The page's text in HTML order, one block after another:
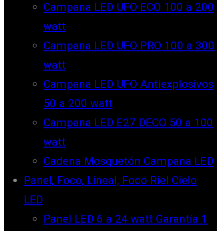
Campana LED UFO ECO 100 a 200
watt
Campana LED UFO PRO 100 a 300
watt
Campana LED UFO Antiexplosivos
50 a 200 watt
Campana LED E27 DECO 50 a 100
watt
Cadena Mosquetón Campana LED
Panel, Foco, Lineal, Foco Riel Cielo
LED
Panel LED 6 a 24 watt Garantía 1